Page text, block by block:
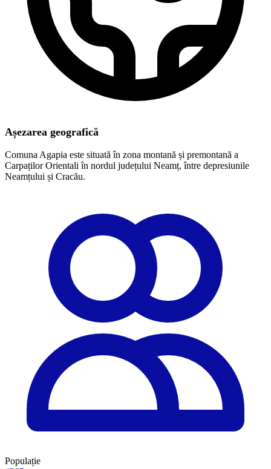
Așezarea geografică
Comuna Agapia este situată în zona montană și premontană a
Carpaților Orientali în nordul județului Neamț, între depresiunile
Neamțului și Cracău.
Populație